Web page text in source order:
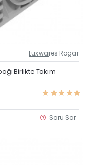
Güncel Fiyat
Luxwares Rögar
Birlikte Takım
Soru Sor